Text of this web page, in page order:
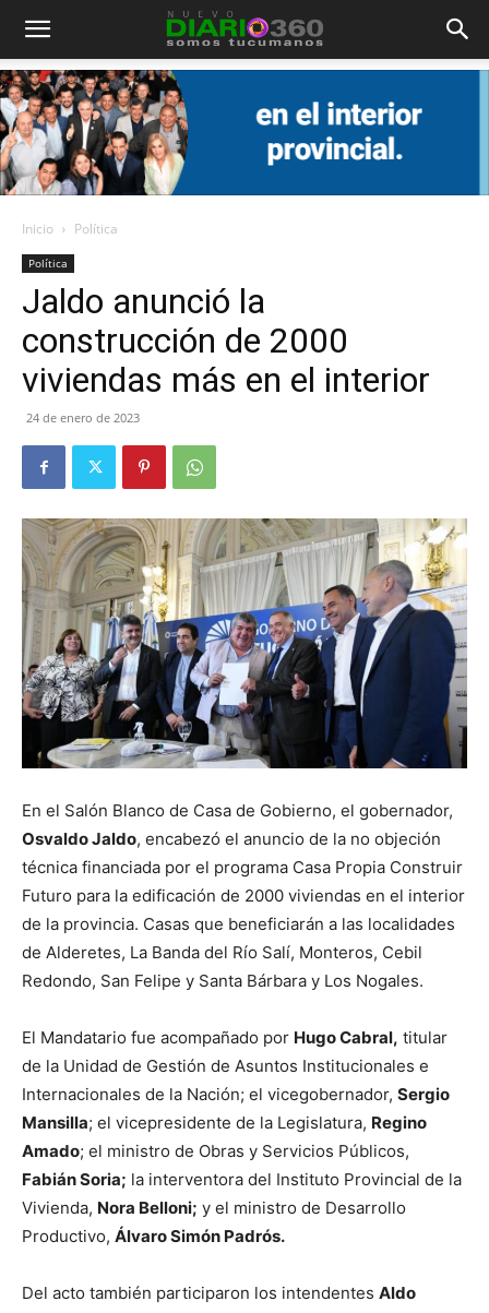
Diario
360
Inicio Política
Política
Jaldo anunció la
construcción de 2000
viviendas más en el interior
24 de enero de 2023
En el Salón Blanco de Casa de Gobierno, el gobernador,
Osvaldo Jaldo, encabezó el anuncio de la no objeción
técnica financiada por el programa Casa Propia Construir
Futuro para la edificación de 2000 viviendas en el interior
de la provincia. Casas que beneficiarán a las localidades
de Alderetes, La Banda del Río Salí, Monteros, Cebil
Redondo, San Felipe y Santa Bárbara y Los Nogales.
El Mandatario fue acompañado por Hugo Cabral, titular
de la Unidad de Gestión de Asuntos Institucionales e
Internacionales de la Nación; el vicegobernador, Sergio
Mansilla; el vicepresidente de la Legislatura, Regino
Amado; el ministro de Obras y Servicios Públicos,
Fabián Soria; la interventora del Instituto Provincial de la
Vivienda, Nora Belloni; y el ministro de Desarrollo
Productivo, Álvaro Simón Padrós.
Del acto también participaron los intendentes Aldo